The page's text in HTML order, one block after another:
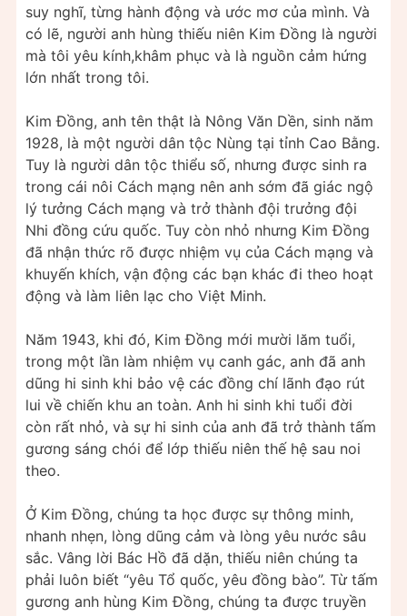
suy nghĩ, từng hành động và ước mơ của mình. Và
có lẽ, người anh hùng thiếu niên Kim Đồng là người
mà tôi yêu kính,khâm phục và là nguồn cảm hứng
lớn nhất trong tôi.
Kim Đồng, anh tên thật là Nông Văn Dền, sinh năm
1928, là một người dân tộc Nùng tại tỉnh Cao Bằng.
Tuy là người dân tộc thiểu số, nhưng được sinh ra
trong cái nôi Cách mạng nên anh sớm đã giác ngộ
lý tưởng Cách mạng và trở thành đội trưởng đội
Nhi đồng cứu quốc. Tuy còn nhỏ nhưng Kim Đồng
đã nhận thức rõ được nhiệm vụ của Cách mạng và
khuyến khích, vận động các bạn khác đi theo hoạt
động và làm liên lạc cho Việt Minh.
Năm 1943, khi đó, Kim Đồng mới mười lăm tuổi,
trong một lần làm nhiệm vụ canh gác, anh đã anh
dũng hi sinh khi bảo vệ các đồng chí lãnh đạo rút
lui về chiến khu an toàn. Anh hi sinh khi tuổi đời
còn rất nhỏ, và sự hi sinh của anh đã trở thành tấm
gương sáng chói để lớp thiếu niên thế hệ sau noi
theo.
Ở Kim Đồng, chúng ta học được sự thông minh,
nhanh nhẹn, lòng dũng cảm và lòng yêu nước sâu
sắc. Vâng lời Bác Hồ đã dặn, thiếu niên chúng ta
phải luôn biết “yêu Tổ quốc, yêu đồng bào”. Từ tấm
gương anh hùng Kim Đồng, chúng ta được truyền